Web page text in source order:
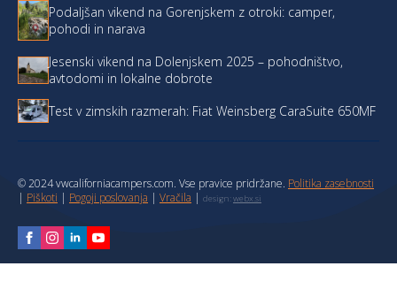
Podaljšan vikend na Gorenjskem z otroki: camper,
pohodi in narava
Jesenski vikend na Dolenjskem 2025 – pohodništvo,
avtodomi in lokalne dobrote
Test v zimskih razmerah: Fiat Weinsberg CaraSuite 650MF
© 2024 vwcaliforniacampers.com. Vse pravice pridržane. Politika zasebnosti
| Piškoti | Pogoji poslovanja | Vračila | design:webx.si